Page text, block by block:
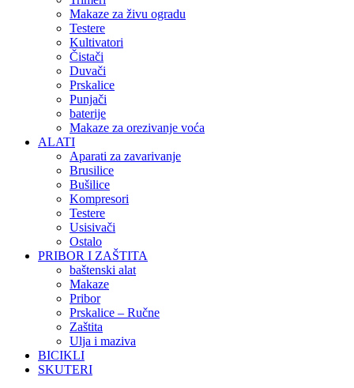
Makaze za živu ogradu
Testere
Kultivatori
Čistači
Duvači
Prskalice
Punjači
baterije
Makaze za orezivanje voća
ALATI
Aparati za zavarivanje
Brusilice
Bušilice
Kompresori
Testere
Usisivači
Ostalo
PRIBOR I ZAŠTITA
baštenski alat
Makaze
Pribor
Prskalice – Ručne
Zaštita
Ulja i maziva
BICIKLI
SKUTERI